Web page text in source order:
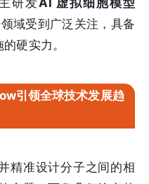
研发AI 虚拟细胞模型
域受到广泛关注，具备
硬实力。
引领全球技术发展趋
精准设计分子之间的相